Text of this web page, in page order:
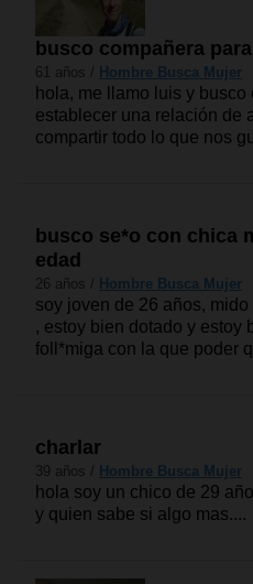
busco compañera
61 años / Hombre Busca Mujer
hola, me llamo luis y
establecer una relación de
compartir todo lo que nos
busco se*o con chica
edad
26 años / Hombre Busca Mujer
soy joven de 26 años,
, estoy bien dotado y estoy
foll*miga con la que poder
charlar
39 años / Hombre Busca Mujer
hola soy un chico de 29
y quien sabe si algo mas....